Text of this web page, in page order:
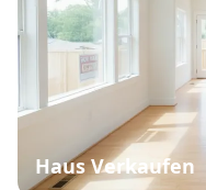
Haus Verkaufen